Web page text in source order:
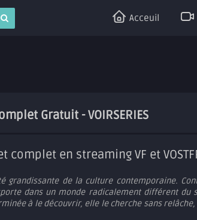
Acceuil
Gratuit - VOIRSERIES
complet en streaming VF et
grandissante de la culture contemporaine.
dans un monde radicalement différent du
à le découvrir, elle le cherche sans